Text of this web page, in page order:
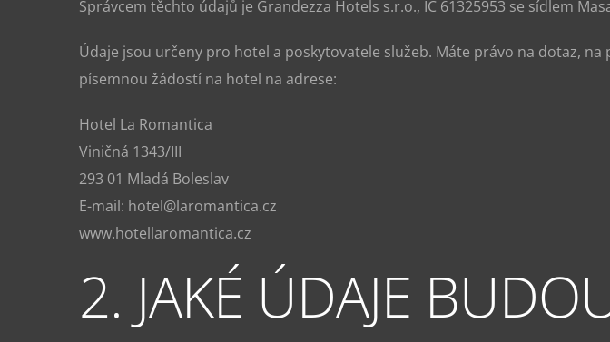
Správcem těchto údajů je Grandezza Hotels s.r.o., IČ 61325953 se sídlem
Údaje jsou určeny pro hotel a poskytovatele služeb. Máte právo na dotaz,
písemnou žádostí na hotel na adrese:
Hotel La Romantica
Viničná 1343/III
293 01 Mladá Boleslav
E-mail: hotel@laromantica.cz
www.hotellaromantica.cz
2. JAKÉ ÚDAJE